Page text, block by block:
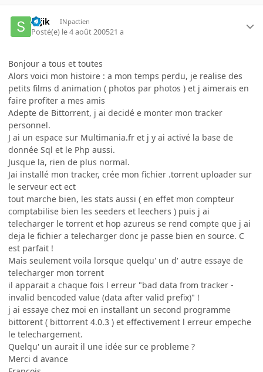
sajik INpactien
Posté(e) le 4 août 200521 a
Bonjour a tous et toutes
Alors voici mon histoire : a mon temps perdu, je realise des
petits films d animation ( photos par photos ) et j aimerais en
faire profiter a mes amis
Adepte de Bittorrent, j ai decidé e monter mon tracker
personnel.
J ai un espace sur Multimania.fr et j y ai activé la base de
donnée Sql et le Php aussi.
Jusque la, rien de plus normal.
Jai installé mon tracker, crée mon fichier .torrent uploader sur
le serveur ect ect
tout marche bien, les stats aussi ( en effet mon compteur
comptabilise bien les seeders et leechers ) puis j ai
telecharger le torrent et hop azureus se rend compte que j ai
deja le fichier a telecharger donc je passe bien en source. C
est parfait !
Mais seulement voila lorsque quelqu' un d' autre essaye de
telecharger mon torrent
il apparait a chaque fois l erreur "bad data from tracker -
invalid bencoded value (data after valid prefix)" !
j ai essaye chez moi en installant un second programme
bittorent ( bittorrent 4.0.3 ) et effectivement l erreur empeche
le telechargement.
Quelqu' un aurait il une idée sur ce probleme ?
Merci d avance